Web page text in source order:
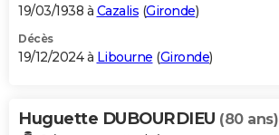
19/03/1938 à Cazalis (Gironde)
Décès
19/12/2024 à Libourne (Gironde)
Huguette DUBOURDIEU (80 ans)